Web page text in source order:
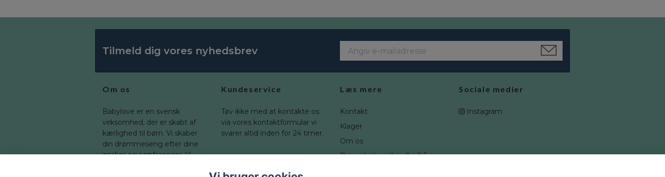
Tilmeld dig vores nyhedsbrev
Om os
Babylove er en svensk
virksomhed, der er skabt af
kærlighed til børn. Vi skaber
din drømmeseng efter dine
ønsker og præferencer. Vi
Kundeservice
Tøv ikke med at kontakte os
via vores kontaktformular vi
svarer altid inden for 24 timer.
Læs mere
Kontakt
Klager
Om os
Brugerbetingelser & vilkår
Sociale medier
Instagram